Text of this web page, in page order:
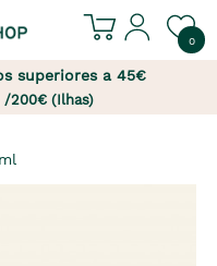
0
superiores a 45€
/200€ (Ilhas)